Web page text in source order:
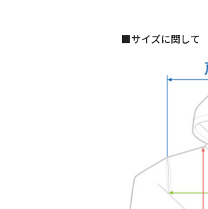
■サイズに関して